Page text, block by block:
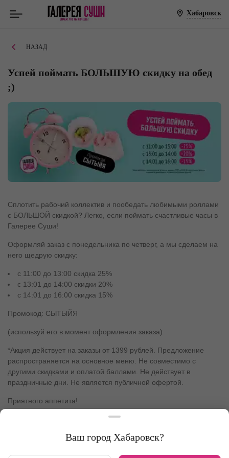
Хабаровск
НАЗАД
Успей поймать БОЛЬШУЮ скидку на обед
;)
Сплотить рабочий коллектив и пообедать любимыми роллами
с БОЛЬШОЙ скидкой? Легко, если поймать счастливые часы в
Галерее Суши!
Оформляй заказ с понедельника по четверг, а мы сделаем на
него щедрую скидку:
с 11:00 до 13:00 скидка 25%
с 13:01 до 14:00 скидки 20%
с 14:01 до 16:00 скидка 15%
Промокод: СЫТЫЙЯ
(используй его в момент оформления заказа)
*Акция действует на заказы от 1399 рублей. Предложение
распространяется на основное меню. Не совместимо с
другими скидками и оплатой баллами. Не действует в
праздничные дни. Не является публичной офертой.
Приятного аппетита!
ПРИМЕНИТЬ ПРОМОКОД
Ваш город Хабаровск?